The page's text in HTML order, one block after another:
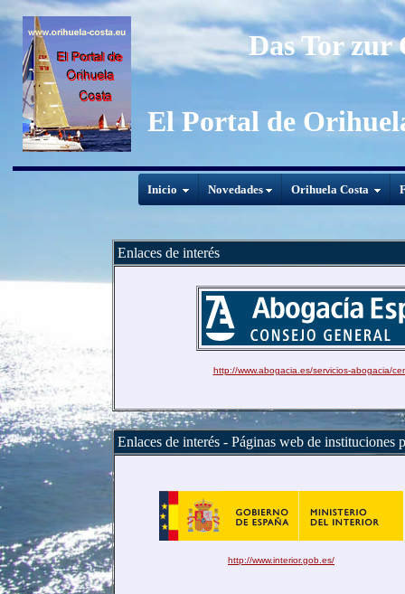
Das Tor zur
El Portal de
Inicio Novedades Orihuela Costa
Enlaces de interés
http://www.abogacia.es/servicios-abogacia/
Enlaces de interés - Páginas web de instituciones
http://www.interior.gob.es/